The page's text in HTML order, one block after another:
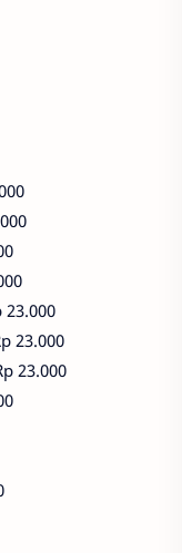
23.000
23.000
23.000